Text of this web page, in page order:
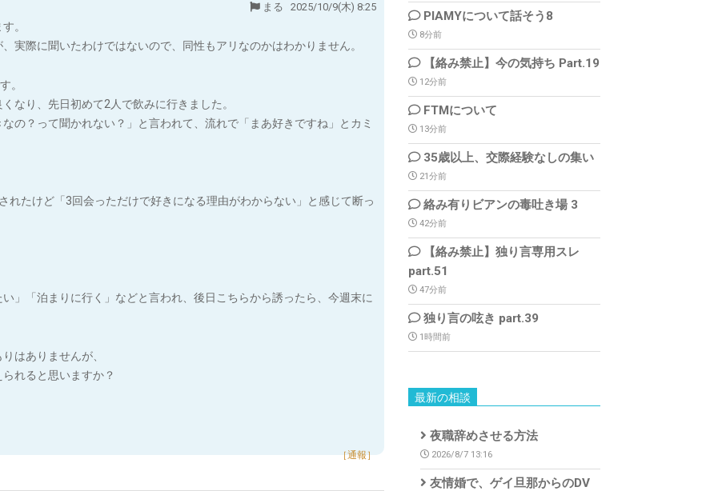
まる 2025/10/9(木) 8:25
。
実際に聞いたわけではないので、同性もアリなのかはわかりません。
。
なり、先日初めて2人で飲みに行きました。
の？って聞かれない？」と言われて、流れで「まあ好きですね」とカミ
れたけど「3回会っただけで好きになる理由がわからない」と感じて断っ
」「泊まりに行く」などと言われ、後日こちらから誘ったら、今週末に
はありませんが、
れると思いますか？
［通報］
PIAMYについて話そう8
8分前
【絡み禁止】今の気持ち Part.19
12分前
FTMについて
13分前
35歳以上、交際経験なしの集い
21分前
絡み有りビアンの毒吐き場 3
42分前
【絡み禁止】独り言専用スレ
part.51
47分前
独り言の呟き part.39
1時間前
最新の相談
夜職辞めさせる方法
2026/8/7 13:16
友情婚で、ゲイ旦那からのDV